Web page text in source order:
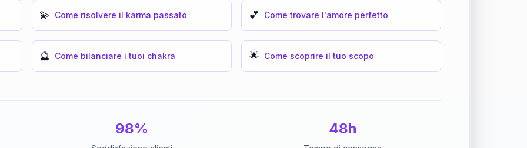
💫 Come risolvere il karma passato 💕 Come trovare l'amore perfetto
🔮 Come bilanciare i tuoi chakra 🌟 Come scoprire il tuo scopo
98% 48h